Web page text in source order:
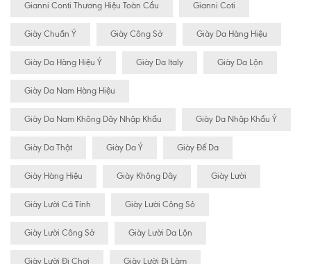
Gianni Conti Thương Hiệu Toàn Cầu Gianni Coti
Giày Chuẩn Ý Giày Công Sở Giày Da Hàng Hiệu
Giày Da Hàng Hiệu Ý Giày Da Italy Giày Da Lộn
Giày Da Nam Hàng Hiệu
Giày Da Nam Không Dây Nhập Khẩu Giày Da Nhập Khẩu Ý
Giày Da Thật Giày Da Ý Giày Đế Da
Giày Hàng Hiệu Giày Không Dây Giày Lười
Giày Lười Cá Tính Giày Lười Công Sỏ
Giày Lười Công Sở Giày Lười Da Lộn
Giày Lười Đi Chơi Giày Lười Đi Làm